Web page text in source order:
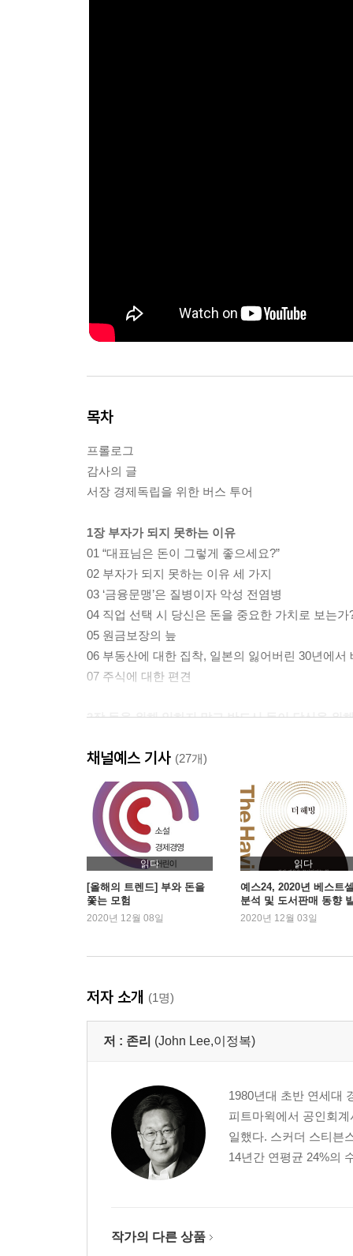
목차
프롤로그
감사의 글
서장 경제독립을 위한 버스 투어
1장 부자가 되지 못하는 이유
01 “대표님은 돈이 그렇게 좋으세요?”
02 부자가 되지 못하는 이유 세 가지
03 ‘금융문맹’은 질병이자 악성 전염병
04 직업 선택 시 당신은 돈을 중요한 가치로 보는가
05 원금보장의 늪
06 부동산에 대한 집착, 일본의 잃어버린 30년에서
07 주식에 대한 편견
2장 돈을 위해 일하지 말고 반드시 돈이 당신을 위
02 일본의 실패를 답습하지 마라
03 좁은 시야의 재테크에서 벗어나라
04 자녀를 일찍부터 자본가의 길로 이끌어라
05 황금알 낳는 거위를 죽이지 마라
06 주식이나 주식형 펀드에 반드시 투자해라
07 주식 vs. 펀드
08 편견에서 벗어나라
3장 경제독립을 위한 여정 10단계
3단계 부채를 줄여라
4단계 매일 1만 원씩 여유자금을 만들어 투자해라
5단계 퇴직연금제도를 활용해라
7단계 경제독립, 온 가족이 함께해라
8단계 구체적 목표를 세워라
9단계 당신이 전문가임을 깨달아라
10단계 항상 긍정적인 생각을 갖고 당장 시작해라
채널예스 기사 (27개)
읽다
[올해의 트렌드] 부와 돈을
쫓는 모험
2020년 12월 08일
읽다
예스24, 2020년 베스트
분석 및 도서판매 동향
2020년 12월 03일
저자 소개 (1명)
저 : 존리 (John Lee,이정복)
1980년대 초반 연세대
피트마윅에서 공인회
일했다. 스커더 스티븐
14년간 연평균 24%의
작가의 다른 상품